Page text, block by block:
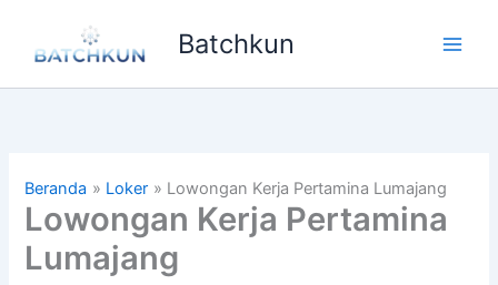
konten
Batchkun
Beranda Loker Lowongan Kerja Pertamina Lumajang
Lowongan Kerja Pertamina
Lumajang